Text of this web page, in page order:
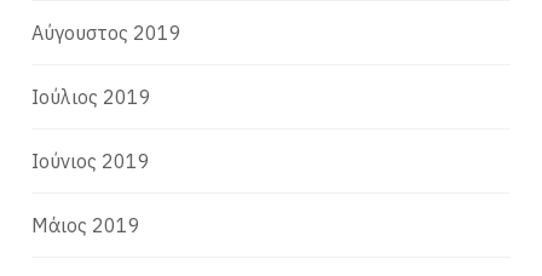
Αύγουστος 2019
Ιούλιος 2019
Ιούνιος 2019
Μάιος 2019